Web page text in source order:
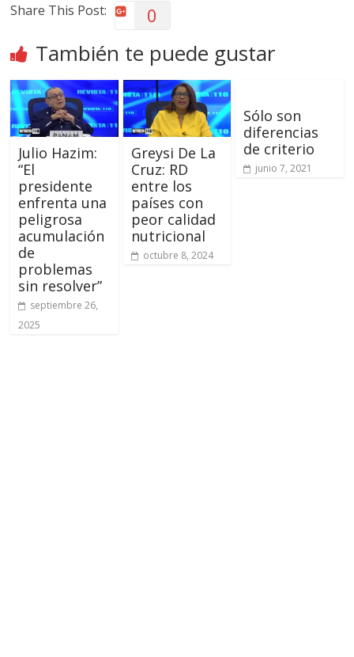
Share This Post: 0
También te puede gustar
Julio Hazim:
“El
presidente
enfrenta una
peligrosa
acumulación
de
problemas
sin resolver”
septiembre 26,
2025
Greysi De La
Cruz: RD
entre los
países con
peor calidad
nutricional
octubre 8, 2024
Sólo son
diferencias
de criterio
junio 7, 2021